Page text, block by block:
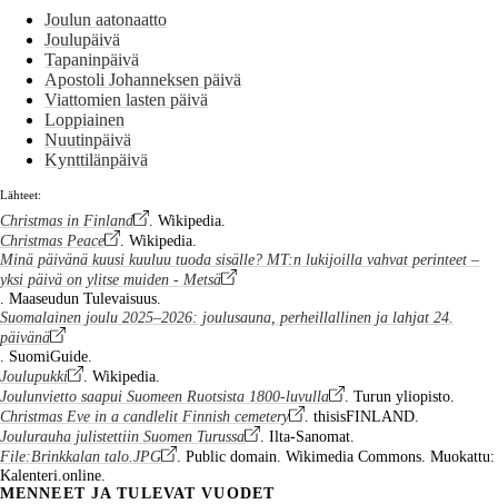
Joulun aatonaatto
Joulupäivä
Tapaninpäivä
Apostoli Johanneksen päivä
Viattomien lasten päivä
Loppiainen
Nuutinpäivä
Kynttilänpäivä
Lähteet:
Christmas in Finland
. Wikipedia.
Christmas Peace
. Wikipedia.
Minä päivänä kuusi kuuluu tuoda sisälle? MT:n lukijoilla vahvat perinteet –
yksi päivä on ylitse muiden - Metsä
. Maaseudun Tulevaisuus.
Suomalainen joulu 2025–2026: joulusauna, perheillallinen ja lahjat 24.
päivänä
. SuomiGuide.
Joulupukki
. Wikipedia.
Joulunvietto saapui Suomeen Ruotsista 1800-luvulla
. Turun yliopisto.
Christmas Eve in a candlelit Finnish cemetery
. thisisFINLAND.
Joulurauha julistettiin Suomen Turussa
. Ilta-Sanomat.
File:Brinkkalan talo.JPG
. Public domain. Wikimedia Commons. Muokattu:
Kalenteri.online.
MENNEET JA TULEVAT VUODET